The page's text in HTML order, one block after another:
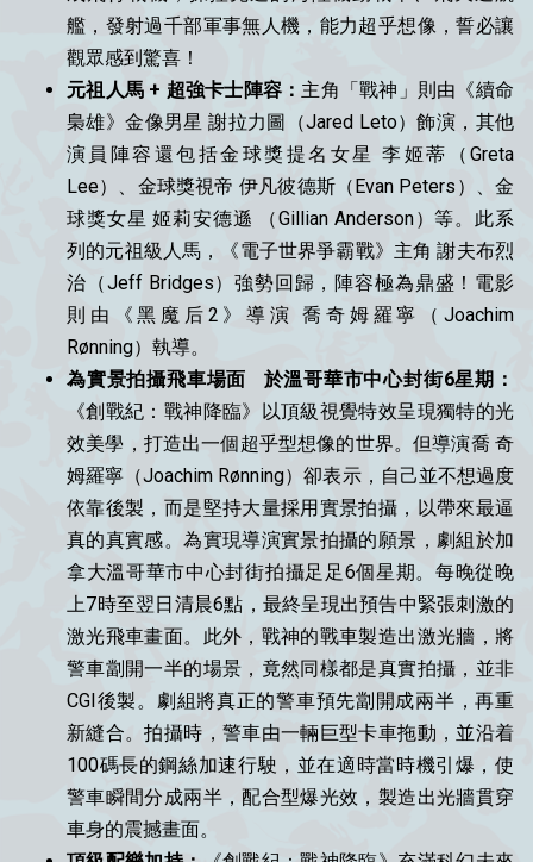
艦，發射過千部軍事無人機，能力超乎想像，誓必讓
觀眾感到驚喜！
元祖人馬 + 超強卡士陣容：主角「戰神」則由《續命
梟雄》金像男星 謝拉力圖（Jared Leto）飾演，其他
演員陣容還包括金球獎提名女星 李姬蒂（Greta
Lee）、金球獎視帝 伊凡彼德斯（Evan Peters）、金
球獎女星 姬莉安德遜 （Gillian Anderson）等。此系
列的元祖級人馬，《電子世界爭霸戰》主角 謝夫布烈
治（Jeff Bridges）強勢回歸，陣容極為鼎盛！電影
則由《黑魔后2》導演 喬奇姆羅寧（Joachim
Rønning）執導。
為實景拍攝飛車場面 於溫哥華市中心封街6星期：
《創戰紀：戰神降臨》以頂級視覺特效呈現獨特的光
效美學，打造出一個超乎型想像的世界。但導演喬 奇
姆羅寧（Joachim Rønning）卻表示，自己並不想過度
依靠後製，而是堅持大量採用實景拍攝，以帶來最逼
真的真實感。為實現導演實景拍攝的願景，劇組於加
拿大溫哥華市中心封街拍攝足足6個星期。每晚從晚
上7時至翌日清晨6點，最終呈現出預告中緊張刺激的
激光飛車畫面。此外，戰神的戰車製造出激光牆，將
警車劏開一半的場景，竟然同樣都是真實拍攝，並非
CGI後製。劇組將真正的警車預先劏開成兩半，再重
新縫合。拍攝時，警車由一輛巨型卡車拖動，並沿着
100碼長的鋼絲加速行駛，並在適時當時機引爆，使
警車瞬間分成兩半，配合型爆光效，製造出光牆貫穿
車身的震撼畫面。